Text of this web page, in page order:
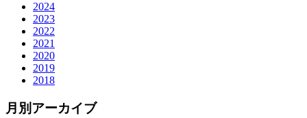
2024
2023
2022
2021
2020
2019
2018
月別アーカイブ